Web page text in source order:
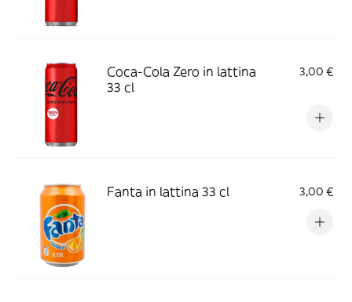
Coca-Cola Zero in lattina
33 cl
3,00 €
Fanta in lattina 33 cl 3,00 €